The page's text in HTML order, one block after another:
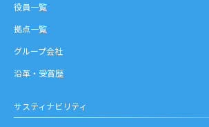
役員一覧
拠点一覧
グループ会社
沿革・受賞歴
サスティナビリティ